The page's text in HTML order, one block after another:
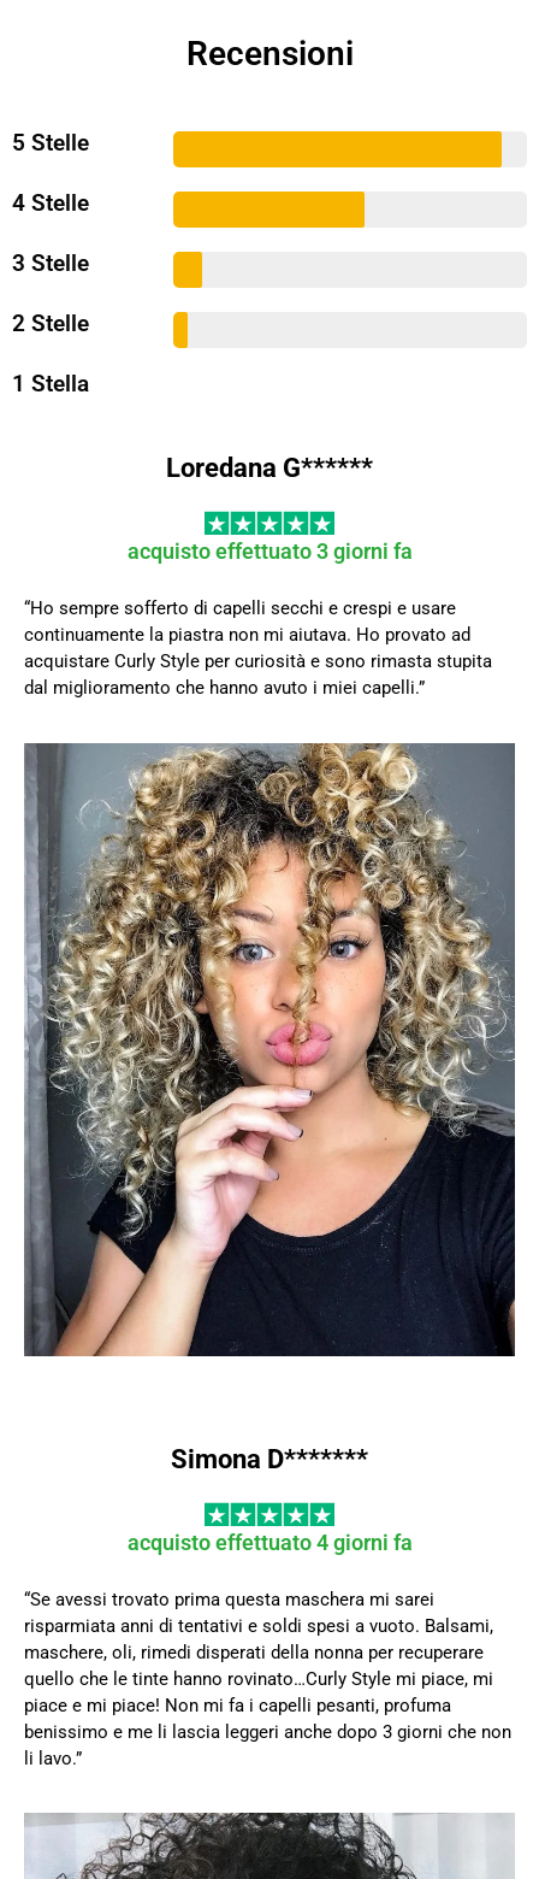
Recensioni
5 Stelle
4 Stelle
3 Stelle
2 Stelle
1 Stella
Loredana G******
acquisto effettuato 3 giorni fa
“Ho sempre sofferto di capelli secchi e crespi e usare
continuamente la piastra non mi aiutava. Ho provato ad
acquistare Curly Style per curiosità e sono rimasta stupita
dal miglioramento che hanno avuto i miei capelli.”
Simona D*******
acquisto effettuato 4 giorni fa
“Se avessi trovato prima questa maschera mi sarei
risparmiata anni di tentativi e soldi spesi a vuoto. Balsami,
maschere, oli, rimedi disperati della nonna per recuperare
quello che le tinte hanno rovinato…Curly Style mi piace, mi
piace e mi piace! Non mi fa i capelli pesanti, profuma
benissimo e me li lascia leggeri anche dopo 3 giorni che non
li lavo.”